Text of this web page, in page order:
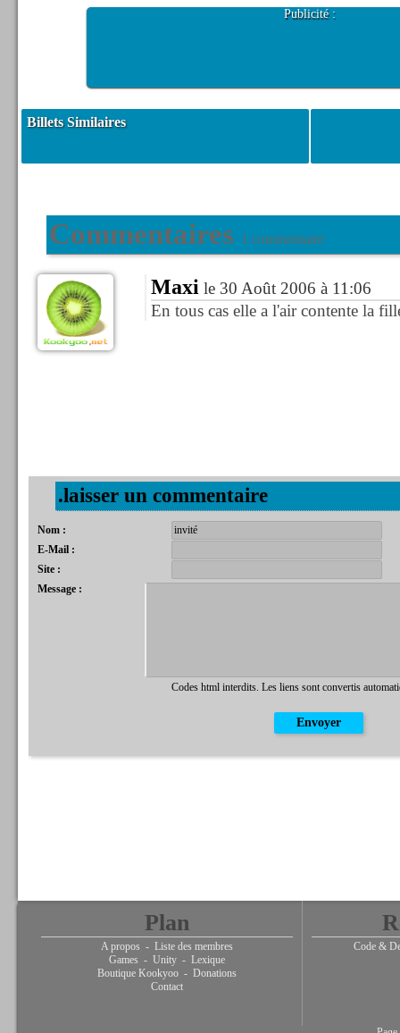
Publicité :
Billets Similaires
Commentaires 1 commentaire
Maxile 30 Août 2006 à 11:06
En tous cas elle a l'air contente la
.laisser un commentaire
Nom :
E-Mail :
Site :
Message :
Codes html interdits. Les liens sont convertis
Plan
A propos - Liste des membres
Games - Unity - Lexique
Boutique Kookyoo - Donations
Contact
Code &